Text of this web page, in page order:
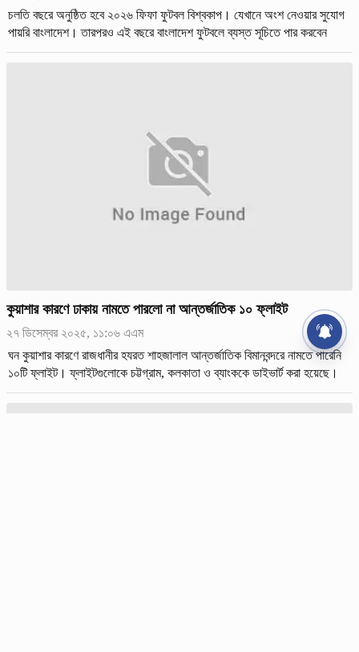
চলতি বছরে অনুষ্ঠিত হবে ২০২৬ ফিফা ফুটবল বিশ্বকাপ। যেখানে অংশ নেওয়ার সুযোগ
পায়রি বাংলাদেশ। তারপরও এই বছরে বাংলাদেশ ফুটবলে ব্যস্ত সূচিতে পার করবেন
বাংলাদেশের ফুটবলাররা। হামজা-জমালদের ম্যাচ সংখ্যা কিছুটা
কুয়াশার কারণে ঢাকায় নামতে পারলো না আন্তর্জাতিক ১০ ফ্লাইট
২৭ ডিসেম্বর ২০২৫, ১১:০৬ এএম
ঘন কুয়াশার কারণে রাজধানীর হযরত শাহজালাল আন্তর্জাতিক বিমানবন্দরে নামতে পারেনি
১০টি ফ্লাইট। ফ্লাইটগুলোকে চট্টগ্রাম, কলকাতা ও ব্যাংককে ডাইভার্ট করা হয়েছে।
শনিবার (২৭ ডিসেম্বর) সকালে বিমানবন্দর সূত্রে এ ত